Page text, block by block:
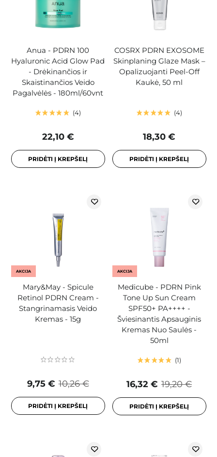
Anua - PDRN 100
Hyaluronic Acid Glow Pad
- Drėkinančios ir
Skaistinančios Veido
Pagalvėlės - 180ml/60vnt
4
22,10 €
PRIDĖTI Į KREPŠELĮ
COSRX PDRN EXOSOME
Skinplaning Glaze Mask –
Opalizuojanti Peel-Off
Kaukė, 50 ml
4
18,30 €
PRIDĖTI Į KREPŠELĮ
AKCIJA
Mary&May - Spicule
Retinol PDRN Cream -
Stangrinamasis Veido
Kremas - 15g
10,26 €
9,75 €
PRIDĖTI Į KREPŠELĮ
AKCIJA
Medicube - PDRN Pink
Tone Up Sun Cream
SPF50+ PA++++ -
Šviesinantis Apsauginis
Kremas Nuo Saulės -
50ml
1
19,20 €
16,32 €
PRIDĖTI Į KREPŠELĮ